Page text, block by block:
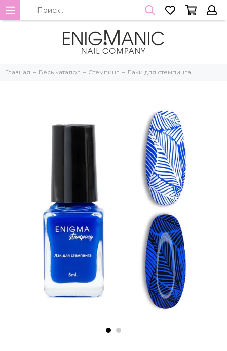
Главная Весь каталог Стемпинг Лаки для стемпинга